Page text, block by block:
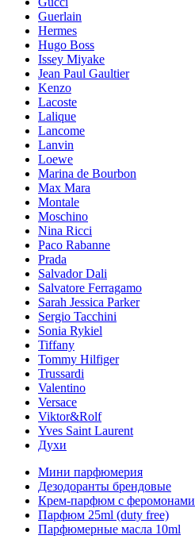
Guerlain
Hermes
Hugo Boss
Issey Miyake
Jean Paul Gaultier
Kenzo
Lacoste
Lalique
Lancome
Lanvin
Loewe
Marina de Bourbon
Max Mara
Montale
Moschino
Nina Ricci
Paco Rabanne
Prada
Salvador Dali
Salvatore Ferragamo
Sarah Jessica Parker
Sergio Tacchini
Sonia Rykiel
Tiffany
Tommy Hilfiger
Trussardi
Valentino
Versace
Viktor&Rolf
Yves Saint Laurent
Духи
Мини парфюмерия
Дезодоранты брендовые
Крем-парфюм с феромонами
Парфюм 25ml (duty free)
Парфюмерные масла 10ml